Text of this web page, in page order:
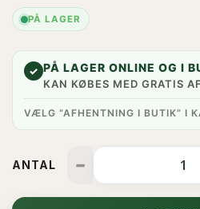
PÅ LAGER
✓ PÅ LAGER ONLINE OG I
KAN KØBES MED GRATIS
VÆLG “AFHENTNING I BUTIK” I
ANTAL